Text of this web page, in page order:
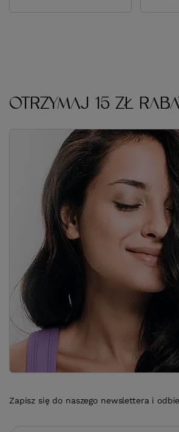
OTRZYMAJ 15 ZŁ
Zapisz się do naszego newslettera i